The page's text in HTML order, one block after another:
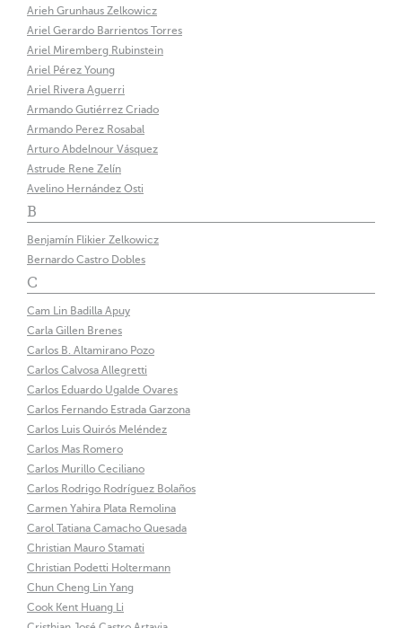
Arieh Grunhaus Zelkowicz
Ariel Gerardo Barrientos Torres
Ariel Miremberg Rubinstein
Ariel Pérez Young
Ariel Rivera Aguerri
Armando Gutiérrez Criado
Armando Perez Rosabal
Arturo Abdelnour Vásquez
Astrude Rene Zelín
Avelino Hernández Osti
B
Benjamín Flikier Zelkowicz
Bernardo Castro Dobles
C
Cam Lin Badilla Apuy
Carla Gillen Brenes
Carlos B. Altamirano Pozo
Carlos Calvosa Allegretti
Carlos Eduardo Ugalde Ovares
Carlos Fernando Estrada Garzona
Carlos Luis Quirós Meléndez
Carlos Mas Romero
Carlos Murillo Ceciliano
Carlos Rodrigo Rodríguez Bolaños
Carmen Yahira Plata Remolina
Carol Tatiana Camacho Quesada
Christian Mauro Stamati
Christian Podetti Holtermann
Chun Cheng Lin Yang
Cook Kent Huang Li